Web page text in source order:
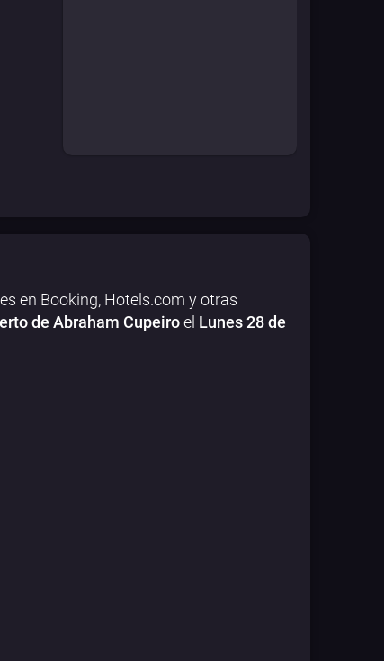
en Booking, Hotels.com y otras
de Abraham Cupeiroel Lunes 28 de